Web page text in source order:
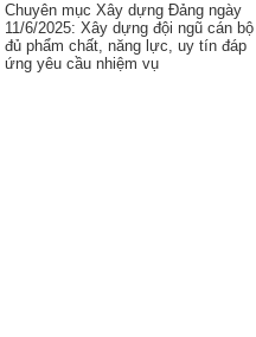
Chuyên mục Xây dựng Đảng ngày
11/6/2025: Xây dựng đội ngũ cán bộ
đủ phẩm chất, năng lực, uy tín đáp
ứng yêu cầu nhiệm vụ